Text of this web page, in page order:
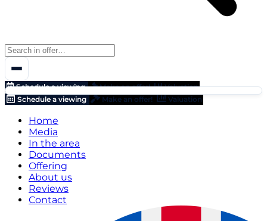
Schedule a viewing Make an offer!
Valuation
Schedule a viewing
Make an offer! Valuation
Home
Media
In the area
Documents
Offering
About us
Reviews
Contact